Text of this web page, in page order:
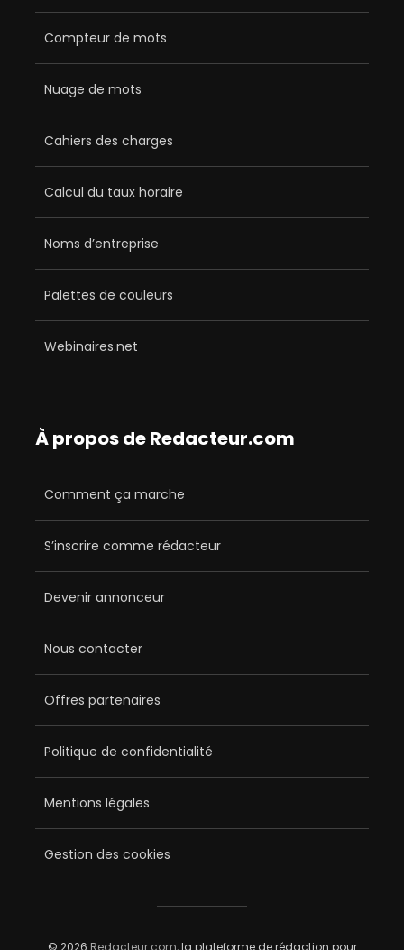
Compteur de mots
Nuage de mots
Cahiers des charges
Calcul du taux horaire
Noms d’entreprise
Palettes de couleurs
Webinaires.net
À propos de Redacteur.com
Comment ça marche
S’inscrire comme rédacteur
Devenir annonceur
Nous contacter
Offres partenaires
Politique de confidentialité
Mentions légales
Gestion des cookies